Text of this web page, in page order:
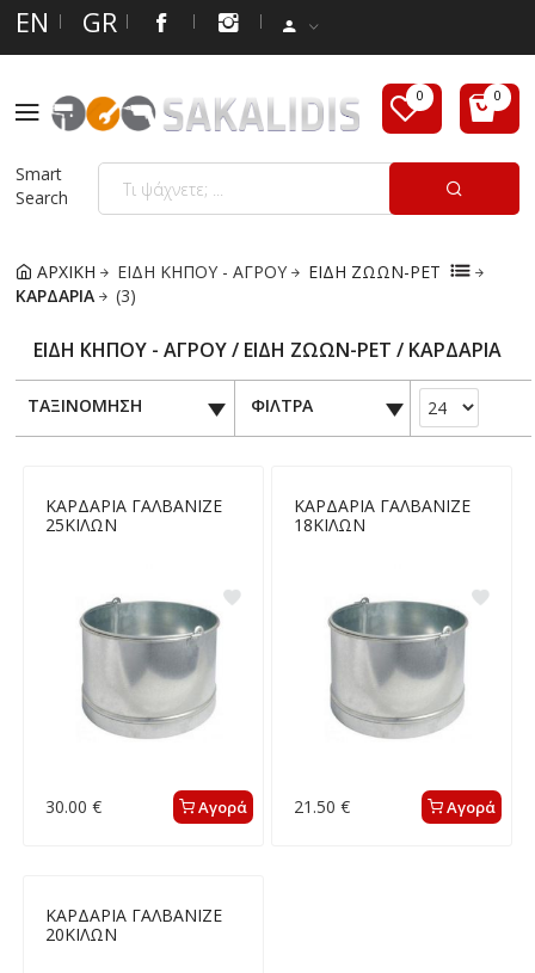
EN GR
Smart
Search
ΑΡΧΙΚΗ ΕΙΔΗ ΚΗΠΟΥ - ΑΓΡΟΥ
ΕΙΔΗ ΖΩΩΝ-PET
ΚΑΡΔΑΡΙΑ
(3)
ΕΙΔΗ ΚΗΠΟΥ - ΑΓΡΟΥ / ΕΙΔΗ ΖΩΩΝ-PET / ΚΑΡΔΑΡΙΑ
ΤΑΞΙΝΟΜΗΣΗ ΦΙΛΤΡΑ
ΚΑΡΔΑΡΙΑ ΓΑΛΒΑΝΙΖΕ
25ΚΙΛΩΝ
30.00 € Αγορά
ΚΑΡΔΑΡΙΑ ΓΑΛΒΑΝΙΖΕ
18ΚΙΛΩΝ
21.50 € Αγορά
ΚΑΡΔΑΡΙΑ ΓΑΛΒΑΝΙΖΕ
20ΚΙΛΩΝ